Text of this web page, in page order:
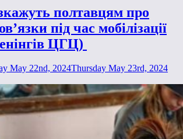
полтавцям про
під час мобілізації
ЦГЦ)
May 22nd, 2024Thursday May 23rd, 2024